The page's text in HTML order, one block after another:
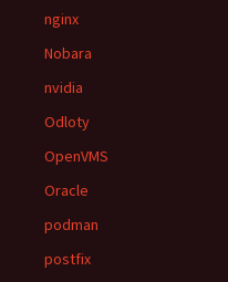
nginx
Nobara
nvidia
Odloty
OpenVMS
Oracle
podman
postfix